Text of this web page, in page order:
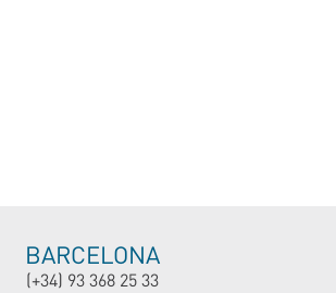
BARCELONA
(+34) 93 368 25 33